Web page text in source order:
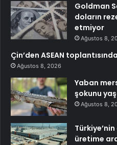
Goldman
doların
etmiyor
Ağustos 8,
Çin’den ASEAN
Ağustos 8, 2026
Yaban
şokunu
Ağustos 8,
üretime